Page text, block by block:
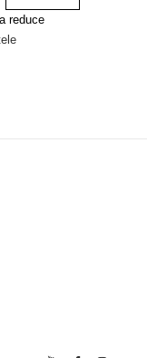
reduce